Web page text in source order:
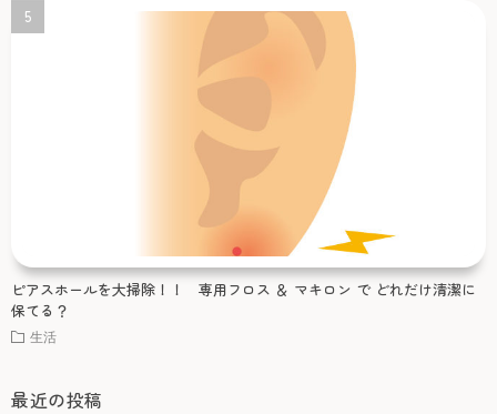
ピアスホールを大掃除！！ 専用フロス ＆ マキロン で どれだけ清潔に
保てる？
生活
最近の投稿